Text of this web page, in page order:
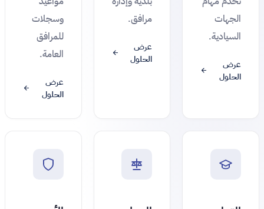
الجهات
السيادية.
عرض
الحلول
مرافق.
عرض
الحلول
وسجلات
للمرافق
العامة.
عرض
الحلول